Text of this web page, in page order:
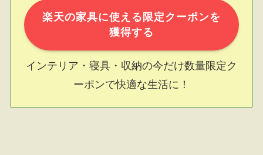
楽天の家具に使える限定クーポンを
獲得する
インテリア・寝具・収納の今だけ数量限定ク
ーポンで快適な生活に！